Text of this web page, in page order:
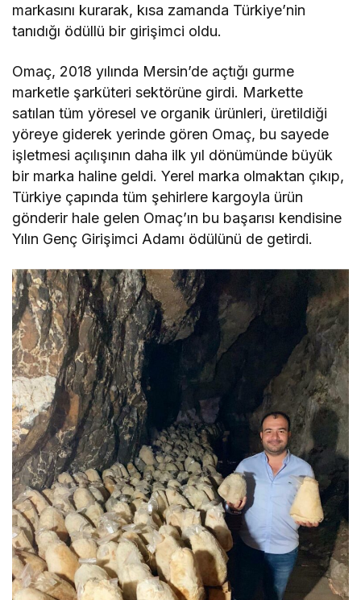
markasını kurarak, kısa zamanda Türkiye’nin
tanıdığı ödüllü bir girişimci oldu.
Omaç, 2018 yılında Mersin’de açtığı gurme
marketle şarküteri sektörüne girdi. Markette
satılan tüm yöresel ve organik ürünleri, üretildiği
yöreye giderek yerinde gören Omaç, bu sayede
işletmesi açılışının daha ilk yıl dönümünde büyük
bir marka haline geldi. Yerel marka olmaktan çıkıp,
Türkiye çapında tüm şehirlere kargoyla ürün
gönderir hale gelen Omaç’ın bu başarısı kendisine
Yılın Genç Girişimci Adamı ödülünü de getirdi.